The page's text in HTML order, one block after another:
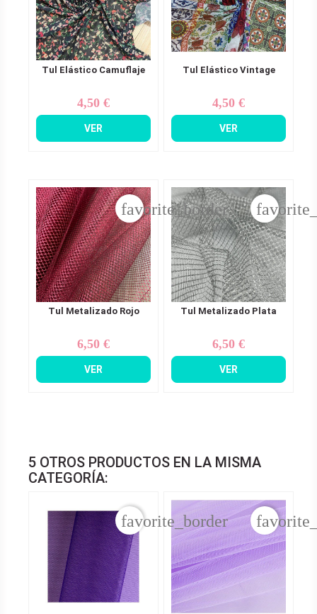
Tul Elástico Camuflaje
Precio
4,50 €
VER
Tul Elástico Vintage
Precio
4,50 €
VER
Tul Metalizado Rojo
Precio
6,50 €
VER
favorite_border
Tul Metalizado Plata
Precio
6,50 €
VER
5 OTROS PRODUCTOS EN LA MISMA
CATEGORÍA:
favorite_border